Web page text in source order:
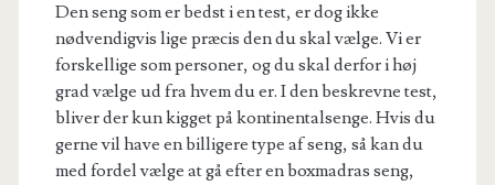
Den seng som er bedst i en test, er dog ikke
nødvendigvis lige præcis den du skal vælge. Vi er
forskellige som personer, og du skal derfor i høj
grad vælge ud fra hvem du er. I den beskrevne test,
bliver der kun kigget på kontinentalsenge. Hvis du
gerne vil have en billigere type af seng, så kan du
med fordel vælge at gå efter en boxmadras seng,